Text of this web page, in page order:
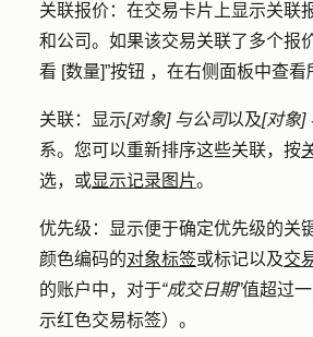
关联报价：在交易卡片上显示关联
和公司。如果该交易关联了多个报
看 [数量]”按钮 ，在右侧面板中查看
关联：显示[对象] 与公司以及[对象]
系。您可以重新排序这些关联，按
选，或显示记录图片。
优先级 ：显示便于确定优先级的关
颜色编码的对象标签或标记以及交
的账户中，对于“成交日期”值超过
示红色交易标签）。